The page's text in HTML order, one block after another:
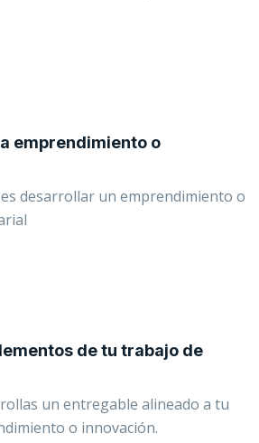
emprendimiento o
desarrollar un emprendimiento o
de tu trabajo de
un entregable alineado a tu
o innovación.